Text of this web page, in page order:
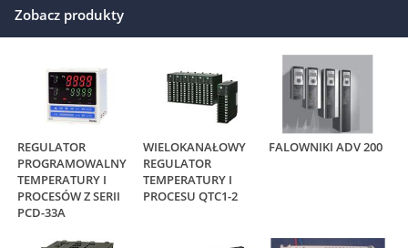
Zobacz produkty
REGULATOR
PROGRAMOWALNY
TEMPERATURY I
PROCESÓW Z SERII
PCD-33A
WIELOKANAŁOWY
REGULATOR
TEMPERATURY I
PROCESU QTC1-2
FALOWNIKI ADV 200